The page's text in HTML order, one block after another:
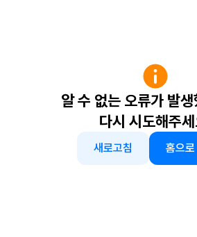
알 수 없는 오류가 발
다시 시도해주
새로고침 홈으로